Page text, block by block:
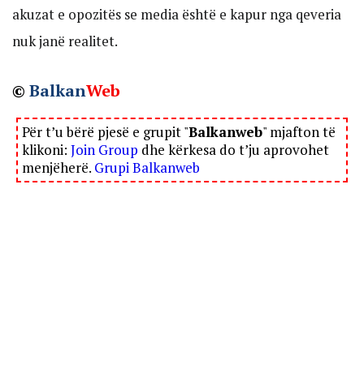
akuzat e opozitës se media është e kapur nga qeveria
nuk janë realitet.
© BalkanWeb
Për t’u bërë pjesë e grupit "Balkanweb" mjafton të
klikoni: Join Group dhe kërkesa do t’ju aprovohet
menjëherë. Grupi Balkanweb